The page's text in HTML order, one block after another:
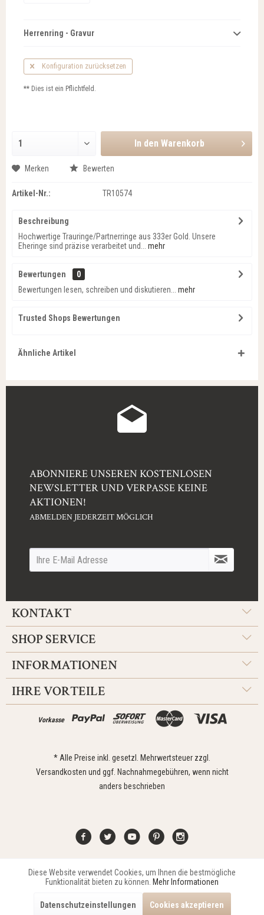
Herrenring - Gravur
Konfiguration zurücksetzen
** Dies ist ein Pflichtfeld.
In den Warenkorb
Merken Bewerten
Artikel-Nr.: TR10574
Beschreibung
Hochwertige Trauringe/Partnerringe aus 333er Gold. Unsere
Eheringe sind präzise verarbeitet und...
mehr
Bewertungen
0
Bewertungen lesen, schreiben und diskutieren...
mehr
Trusted Shops Bewertungen
Ähnliche Artikel
ABONNIERE UNSEREN KOSTENLOSEN
NEWSLETTER UND VERPASSE KEINE
AKTIONEN!
ABMELDEN JEDERZEIT MÖGLICH
KONTAKT
SHOP SERVICE
INFORMATIONEN
IHRE VORTEILE
Vorkasse
* Alle Preise inkl. gesetzl. Mehrwertsteuer zzgl.
Versandkosten und ggf. Nachnahmegebühren, wenn nicht
anders beschrieben
Kontakt Widerrufsrecht Impressum Versand Datenschutz
Copyright © 2021 Edona Design GmbH // DesignDupp GmbH
Funktionale Aktiv
Aktiv
Diese Website verwendet Cookies, um Ihnen die bestmögliche
Funktionalität bieten zu können. Mehr Informationen
Datenschutzeinstellungen Cookies akzeptieren